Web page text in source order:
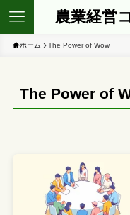
農業経営
ホーム The Power of Wow
The Power of